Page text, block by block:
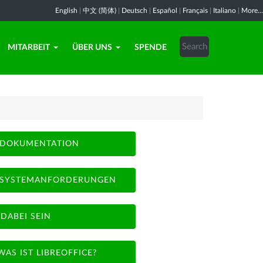
English 中文 (简体) Deutsch Español Français Italiano More...
MITARBEIT ÜBER UNS SPENDE
DOKUMENTATION
SYSTEMANFORDERUNGEN
DABEI SEIN
IST LIBREOFFICE?